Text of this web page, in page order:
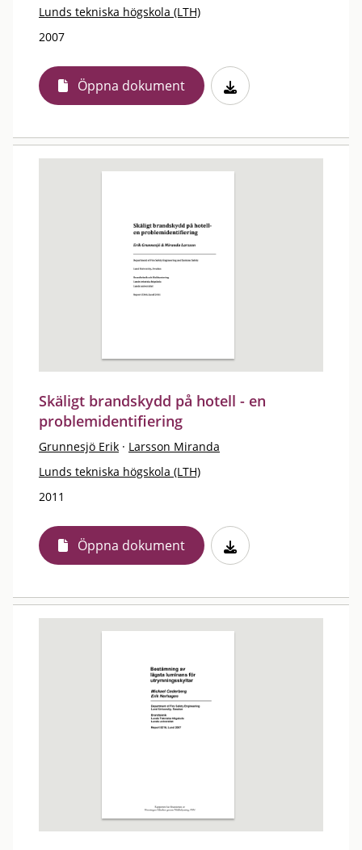
Lunds tekniska högskola (LTH)
2007
Öppna dokument
Skäligt brandskydd på hotell - en
problemidentifiering
Grunnesjö Erik · Larsson Miranda
Lunds tekniska högskola (LTH)
2011
Öppna dokument